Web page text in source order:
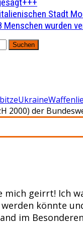
Stadt
wurden
Ukraine
2000) der
mich geirrt! Ich
könnte
im